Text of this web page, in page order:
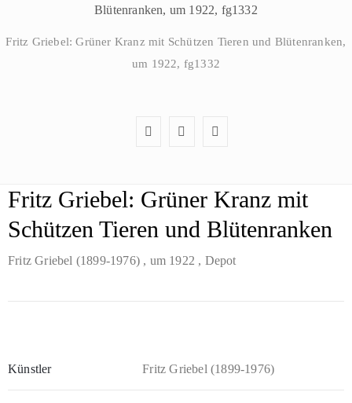
Fritz Griebel: Grüner Kranz mit Schützen Tieren und Blütenranken,
um 1922, fg1332
Fritz Griebel: Grüner Kranz mit
Schützen Tieren und Blütenranken
Fritz Griebel (1899-1976) , um 1922 , Depot
Künstler Fritz Griebel (1899-1976)